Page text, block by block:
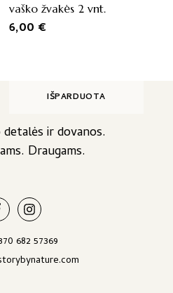
vaško žvakės 2 vnt.
6,00 €
IŠPARDUOTA
ir dovanos.
Draugams.
682 57369